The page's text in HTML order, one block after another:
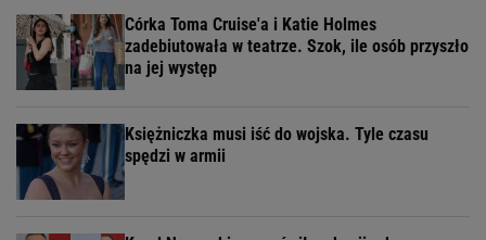
Córka Toma Cruise'a i Katie Holmes
zadebiutowała w teatrze. Szok, ile osób przyszło
na jej występ
Księżniczka musi iść do wojska. Tyle czasu
spędzi w armii